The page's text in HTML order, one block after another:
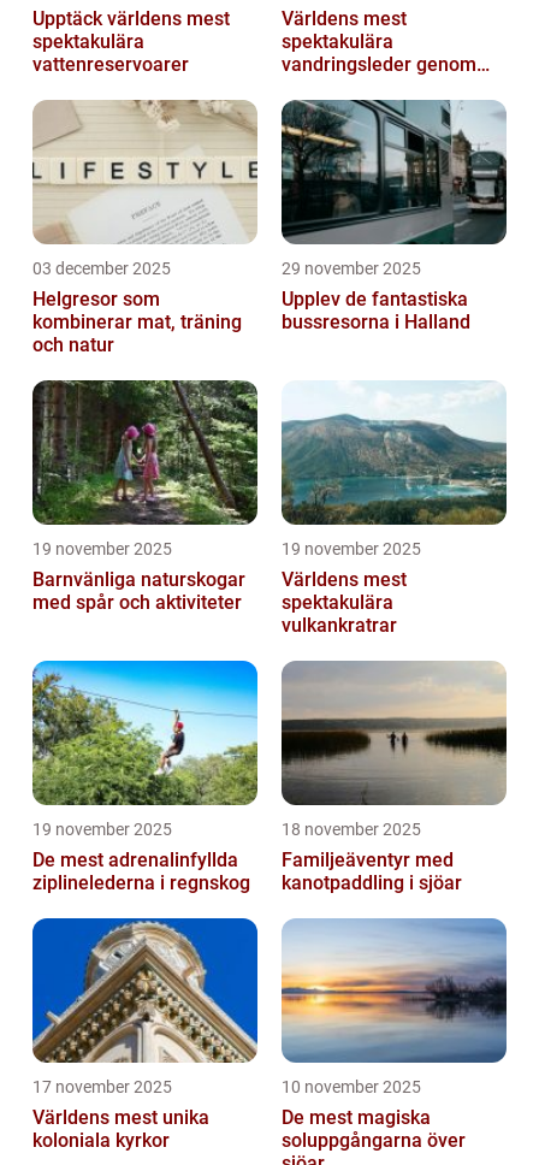
Upptäck världens mest
spektakulära
vattenreservoarer
Världens mest
spektakulära
vandringsleder genom
03 december 2025
Helgresor som
kombinerar mat, träning
och natur
29 november 2025
Upplev de fantastiska
bussresorna i Halland
19 november 2025
Barnvänliga naturskogar
med spår och aktiviteter
19 november 2025
Världens mest
spektakulära
vulkankratrar
19 november 2025
De mest adrenalinfyllda
ziplinelederna i regnskog
18 november 2025
Familjeäventyr med
kanotpaddling i sjöar
17 november 2025
Världens mest unika
koloniala kyrkor
10 november 2025
De mest magiska
soluppgångarna över